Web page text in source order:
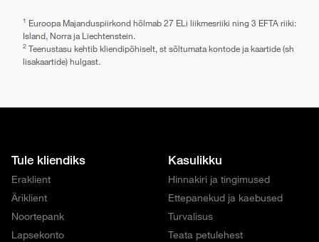
1 Euroopa Majanduspiirkond hõlmab 27 ELi liikmesriiki ning 3 EFTA riiki:
Island, Norra ja Liechtenstein.
2 Teenustasu kehtib kliendipõhiselt, st sõltumata kontode ja kaartide (sh
lisakaartide) hulgast.
Tule kliendiks
Eraklient
Äriklient
Noortepank
Lapsekonto
Kasulikku
Hinnakiri ja tingimused
Ettepanekud ja kaebused
Turvalisus
Teata petulehest